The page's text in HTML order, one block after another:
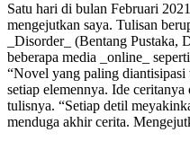
Satu hari di bulan Februari
mengejutkan saya. Tulisan
_Disorder_ (Bentang Pustaka,
beberapa media _online_
“Novel yang paling
setiap elemennya. Ide
tulisnya. “Setiap detil
menduga akhir cerita.